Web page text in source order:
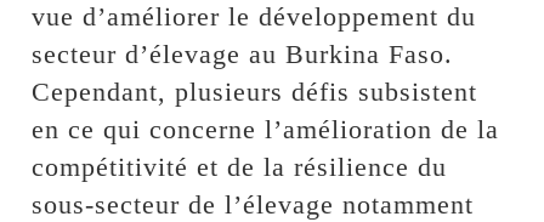
vue d’améliorer le développement du
secteur d’élevage au Burkina Faso.
Cependant, plusieurs défis subsistent
en ce qui concerne l’amélioration de la
compétitivité et de la résilience du
sous-secteur de l’élevage notamment